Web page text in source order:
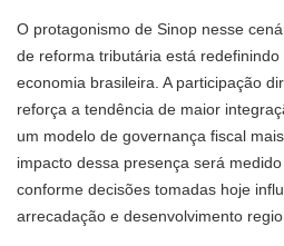
O protagonismo de Sinop nesse
de reforma tributária está
economia brasileira. A participação
reforça a tendência de maior
um modelo de governança fiscal
impacto dessa presença será
conforme decisões tomadas hoje
arrecadação e desenvolvimento